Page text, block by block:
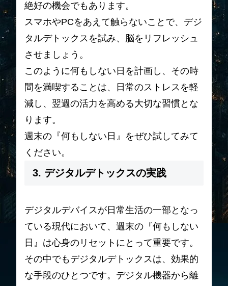
絶好の機会でもあります。
スマホやPCをあえて触らないことで、デジ
タルデトックスを試み、脳をリフレッシュ
させましょう。
このように何もしない日を計画し、その時
間を満喫することは、日常のストレスを軽
減し、翌週の活力を高める大切な習慣とな
ります。
週末の『何もしない日』をぜひ試してみて
ください。
3. デジタルデトックスの実践
デジタルデバイスが日常生活の一部となっ
ている現代において、週末の『何もしない
日』は心身のリセットにとって重要です。
その中でもデジタルデトックスは、効果的
な手段のひとつです。デジタル機器から離